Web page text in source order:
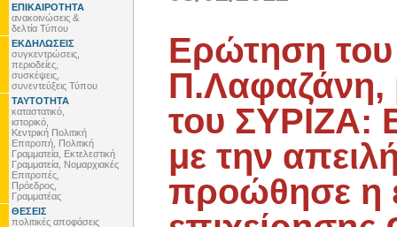
ΕΠΙΚΑΙΡΟΤΗΤΑ
ανακοινώσεις &
δελτία Τύπου
ΕΚΔΗΛΩΣΕΙΣ
συγκεντρώσεις,
περιοδείες,
συσκέψεις,
συνεντεύξεις Τύπου
ΤΑΥΤΟΤΗΤΑ
καταστατικό,
ιστορικό,
Κεντρική Πολιτική
Επιτροπή, Πολιτική
Γραμματεία, Εκτελεστική
Γραμματεία, Νομαρχιακές
Επιτροπές,
Πρόεδρος,
Γραμματέας
ΘΕΣΕΙΣ
πολιτικές αποφάσεις
Ερώτηση του
Π.Λαφαζάνη,
του ΣΥΡΙΖΑ:
με την
προώθησε η